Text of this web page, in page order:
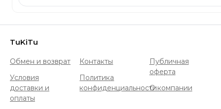
TuKiTu
Обмен и возврат
Условия
доставки и
оплаты
Контакты
Политика
конфиденциальности
Публичная
оферта
О компании